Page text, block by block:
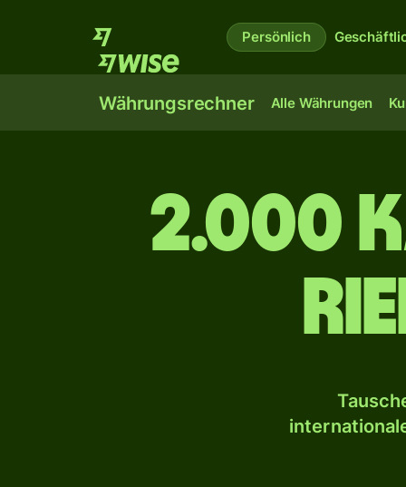
Persönlich
Währungsrechner Alle Währungen
2.000